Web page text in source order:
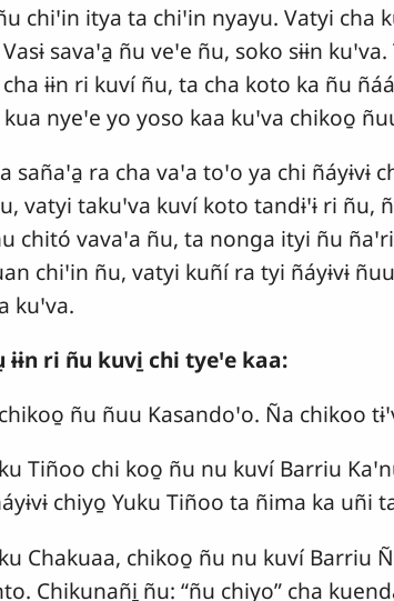
chiꞌin itya ta chiꞌin nyayu. Vatyi
savaꞌa̱ ñu veꞌe ñu, soko sɨɨn
ɨɨn ri kuví ñu, ta cha koto ka ñu
kua nyeꞌe yo yoso kaa kuꞌva chikoo̱
sañaꞌa̱ ra cha vaꞌa toꞌo ya chi
vatyi takuꞌva kuví koto tandɨꞌɨ ri ñu,
chitó vavaꞌa ñu, ta nonga ityi ñu
chiꞌin ñu, vatyi kuñí ra tyi ñáyɨvɨ
kuꞌva.
ɨɨn ri ñu kuvi̱ chi tyeꞌe kaa:
ñu ñuu Kasandoꞌo. Ña chikoo
Tiñoo chi koo̱ ñu nu kuví Barriu
chiyo̱ Yuku Tiñoo ta ñima ka uñi
Chakuaa, chikoo̱ ñu nu kuví
Chikunañi̱ ñu: “ñu chiyo” cha